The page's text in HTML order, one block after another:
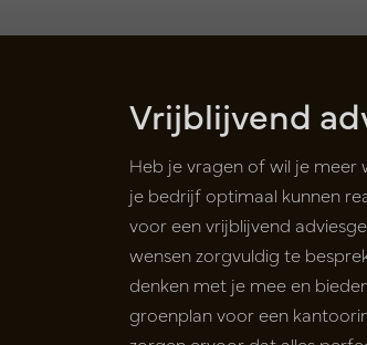
Vrijblijvend
Heb je vragen of wil je meer
je bedrijf optimaal kunnen
voor een vrijblijvend
wensen zorgvuldig te
denken met je mee en
groenplan voor een